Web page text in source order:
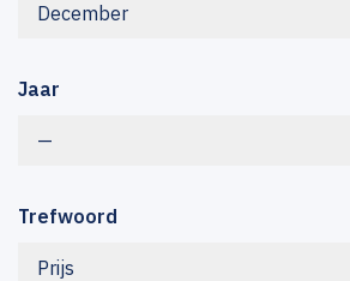
December
Jaar
—
Trefwoord
Prijs